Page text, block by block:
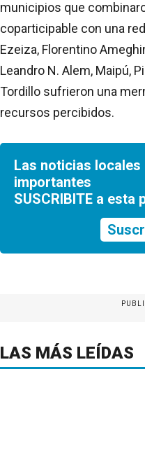
municipios que
coparticipable con una
Ezeiza, Florentino
Leandro N. Alem, Maipú,
Tordillo sufrieron una
recursos percibidos.
Las noticias locales
importantes
SUSCRIBITE a esta
LAS MÁS LEÍDAS